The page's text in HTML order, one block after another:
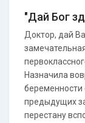
"Дай Бог
Доктор, дай
Назначила
беременности
предыдущих
перестану